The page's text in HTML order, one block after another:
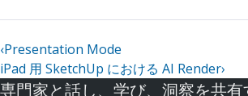
‹Presentation Mode
iPad 用 SketchUp における AI Render›
専門家と話し、学び、洞察を共有